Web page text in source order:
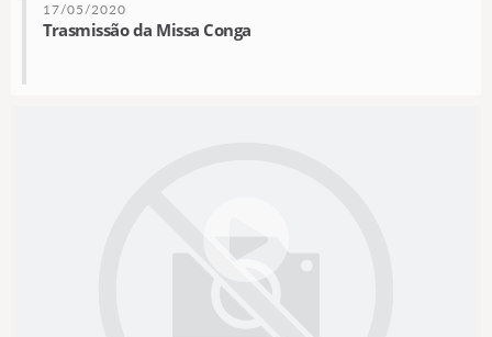
17/05/2020
Trasmissão da Missa Conga